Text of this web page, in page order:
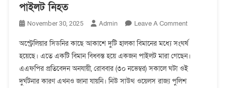
পাইলট নিহত
November 30, 2025 Admin Leave A CommentOn
মাঝ
আকাশে
২
অস্ট্রেলিয়ার সিডনির কাছে আকাশে দুটি হালকা বিমানের মধ্যে সংঘর্ষ
হয়েছে। এতে একটি বিমান বিধ্বস্ত হয়ে একজন পাইলট মারা গেছেন।
এএফপির প্রতিবেদন অনযায়ী, রোববার (৩০ নভেম্বর) সকালে ঘটা ওই
দুর্ঘটনার কারণ এখনও জানা যায়নি। নিউ সাউথ ওয়েলস রাজ্য পুলিশ